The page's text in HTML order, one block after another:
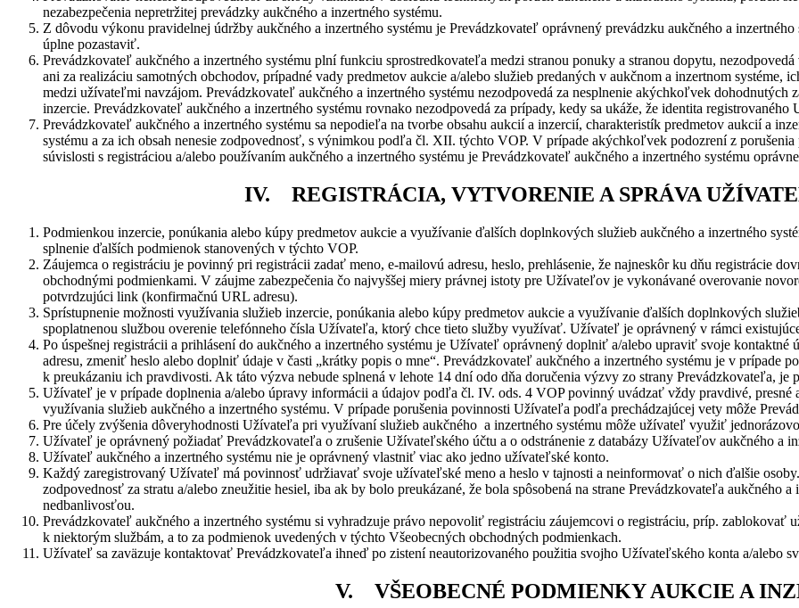
nezabezpečenia nepretržitej prevádzky aukčného a inzertného systému.
Z dôvodu výkonu pravidelnej údržby aukčného a inzertného systému je Prevádzkovateľ oprávnený prevádzku aukčného a
úplne pozastaviť.
Prevádzkovateľ aukčného a inzertného systému plní funkciu sprostredkovateľa medzi stranou ponuky a stranou dopytu,
ani za realizáciu samotných obchodov, prípadné vady predmetov aukcie a/alebo služieb predaných v aukčnom a inzertnom systéme,
medzi užívateľmi navzájom. Prevádzkovateľ aukčného a inzertného systému nezodpovedá za nesplnenie akýchkoľvek dohodnutých
inzercie. Prevádzkovateľ aukčného a inzertného systému rovnako nezodpovedá za prípady, kedy sa ukáže, že identita registrovaného
Prevádzkovateľ aukčného a inzertného systému sa nepodieľa na tvorbe obsahu aukcií a inzercií, charakteristík predmetov aukcií a
systému a za ich obsah nenesie zodpovednosť, s výnimkou podľa čl. XII. týchto VOP. V prípade akýchkoľvek podozrení z
súvislosti s registráciou a/alebo používaním aukčného a inzertného systému je Prevádzkovateľ aukčného a inzertného systému
IV. REGISTRÁCIA, VYTVORENIE A SPRÁVA
Podmienkou inzercie, ponúkania alebo kúpy predmetov aukcie a využívanie ďalších doplnkových služieb aukčného a inzertného
splnenie ďalších podmienok stanovených v týchto VOP.
Záujemca o registráciu je povinný pri registrácii zadať meno, e-mailovú adresu, heslo, prehlásenie, že najneskôr ku dňu registrácie
obchodnými podmienkami. V záujme zabezpečenia čo najvyššej miery právnej istoty pre Užívateľov je vykonávané overovanie
potvrdzujúci link (konfirmačnú URL adresu).
Sprístupnenie možnosti využívania služieb inzercie, ponúkania alebo kúpy predmetov aukcie a využívanie ďalších doplnkových
spoplatnenou službou overenie telefónneho čísla Užívateľa, ktorý chce tieto služby využívať. Užívateľ je oprávnený v rámci
Po úspešnej registrácii a prihlásení do aukčného a inzertného systému je Užívateľ oprávnený doplniť a/alebo upraviť svoje kontaktné
adresu, zmeniť heslo alebo doplniť údaje v časti „krátky popis o mne“. Prevádzkovateľ aukčného a inzertného systému je v prípade
k preukázaniu ich pravdivosti. Ak táto výzva nebude splnená v lehote 14 dní odo dňa doručenia výzvy zo strany Prevádzkovateľa,
Užívateľ je v prípade doplnenia a/alebo úpravy informácii a údajov podľa čl. IV. ods. 4 VOP povinný uvádzať vždy pravdivé, presné
využívania služieb aukčného a inzertného systému. V prípade porušenia povinnosti Užívateľa podľa prechádzajúcej vety môže
Pre účely zvýšenia dôveryhodnosti Užívateľa pri využívaní služieb aukčného a inzertného systému môže užívateľ využiť
Užívateľ je oprávnený požiadať Prevádzkovateľa o zrušenie Užívateľského účtu a o odstránenie z databázy Užívateľov aukčného a
Užívateľ aukčného a inzertného systému nie je oprávnený vlastniť viac ako jedno užívateľské konto.
Každý zaregistrovaný Užívateľ má povinnosť udržiavať svoje užívateľské meno a heslo v tajnosti a neinformovať o nich ďalšie
zodpovednosť za stratu a/alebo zneužitie hesiel, iba ak by bolo preukázané, že bola spôsobená na strane Prevádzkovateľa aukčného
nedbanlivosťou.
Prevádzkovateľ aukčného a inzertného systému si vyhradzuje právo nepovoliť registráciu záujemcovi o registráciu, príp.
k niektorým službám, a to za podmienok uvedených v týchto Všeobecných obchodných podmienkach.
Užívateľ sa zaväzuje kontaktovať Prevádzkovateľa ihneď po zistení neautorizovaného použitia svojho Užívateľského konta a/alebo
V. VŠEOBECNÉ PODMIENKY AUKCIE A